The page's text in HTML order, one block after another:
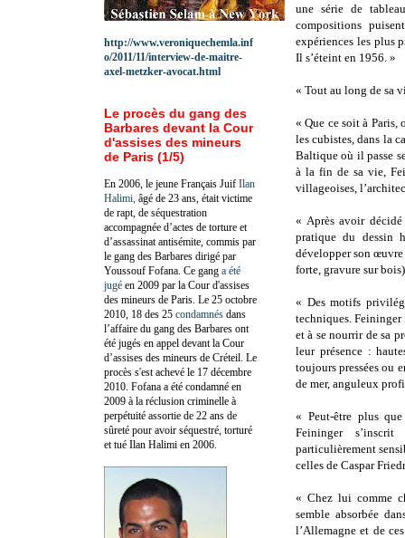
une série de
compositions
expériences les plus
Il s’éteint en 1956. »
« Tout au long de sa
« Que ce soit à Paris,
les cubistes, dans la
Baltique où il passe
à la fin de sa vie,
villageoises,
« Après avoir
pratique du dessin
développer son
forte, gravure sur
« Des motifs
techniques. Feininger
et à se nourrir de sa
leur présence :
toujours pressées ou
de mer, anguleux
« Peut-être plus
Feininger
particulièrement
celles de Caspar
« Chez lui comme
semble absorbée
l’Allemagne et de
http://www.veroniquechemla.inf
o/2011/11/interview-de-maitre-
axel-metzker-avocat.html
Le procès du gang des
Barbares devant la Cour
d'assises des mineurs
de Paris (1/5)
En 2006, le jeune Français Juif Ilan
Halimi, âgé de 23 ans, était victime
de rapt, de séquestration
accompagnée d’actes de torture et
d’assassinat antisémite, commis par
le gang des Barbares dirigé par
Youssouf Fofana. Ce gang a été
jugé en 2009 par la Cour d'assises
des mineurs de Paris. Le 25 octobre
2010, 18 des 25 condamnés dans
l’affaire du gang des Barbares ont
été jugés en appel devant la Cour
d’assises des mineurs de Créteil. Le
procès s'est achevé le 17 décembre
2010. Fofana a été condamné en
2009 à la réclusion criminelle à
perpétuité assortie de 22 ans de
sûreté pour avoir séquestré, torturé
et tué Ilan Halimi en 2006.